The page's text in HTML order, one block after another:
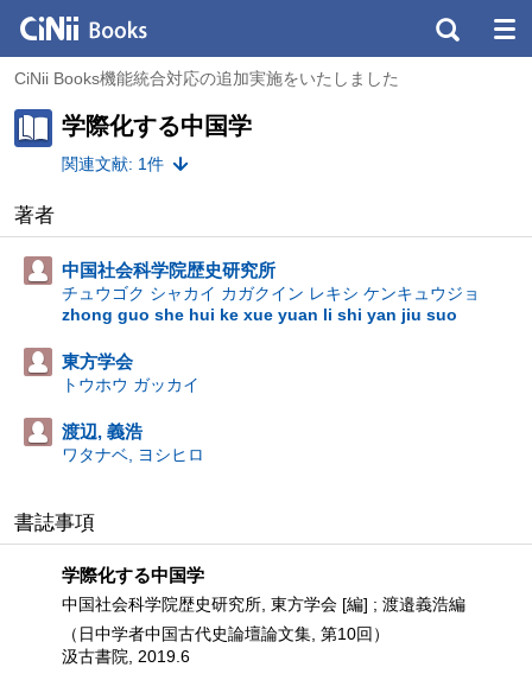
CiNii Books機能統合対応の追加実施をいたしました
学際化する中国学
関連文献: 1件
著者
中国社会科学院歴史研究所
チュウゴク シャカイ カガクイン レキシ ケンキュウジョ
zhong guo she hui ke xue yuan li shi yan jiu suo
東方学会
トウホウ ガッカイ
渡辺, 義浩
ワタナベ, ヨシヒロ
書誌事項
学際化する中国学
中国社会科学院歴史研究所, 東方学会 [編] ; 渡邉義浩編
（日中学者中国古代史論壇論文集, 第10回）
汲古書院, 2019.6